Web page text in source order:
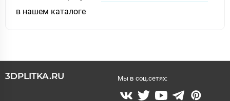
в нашем каталоге
3DPLITKA.RU Мы в соц.сетях: